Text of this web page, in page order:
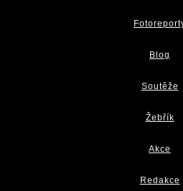
Blog
Soutěže
Žebřík
Akce
Redakce